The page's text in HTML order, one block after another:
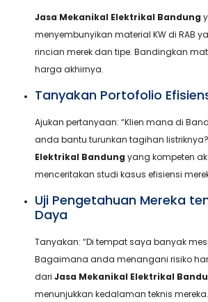
Jasa Mekanikal Elektrikal Bandung
menyembunyikan material KW di RAB
rincian merek dan tipe. Bandingkan
harga akhirnya.
Tanyakan Portofolio
Ajukan pertanyaan: “Klien mana di
anda bantu turunkan tagihan
Elektrikal Bandung yang kompeten
menceritakan studi kasus efisiensi
Uji Pengetahuan Mereka
Daya
Tanyakan: “Di tempat saya banyak
Bagaimana anda menangani risiko
dari Jasa Mekanikal Elektrikal
menunjukkan kedalaman teknis mereka.